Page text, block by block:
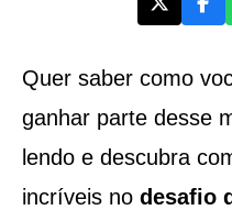
Quer saber como
ganhar parte desse
lendo e descubra
incríveis no desafio